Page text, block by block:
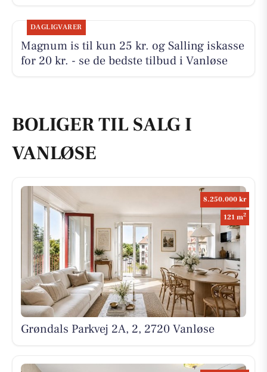
DAGLIGVARER
Magnum is til kun 25 kr. og Salling iskasse
for 20 kr. - se de bedste tilbud i Vanløse
BOLIGER TIL SALG I
VANLØSE
8.250.000 kr
121 m2
Grøndals Parkvej 2A, 2, 2720 Vanløse